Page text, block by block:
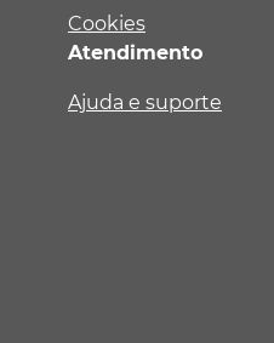
Cookies
Atendimento
Ajuda e suporte